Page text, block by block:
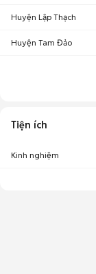
Huyện Lập Thạch
Huyện Tam Đảo
Tiện ích
Kinh nghiệm